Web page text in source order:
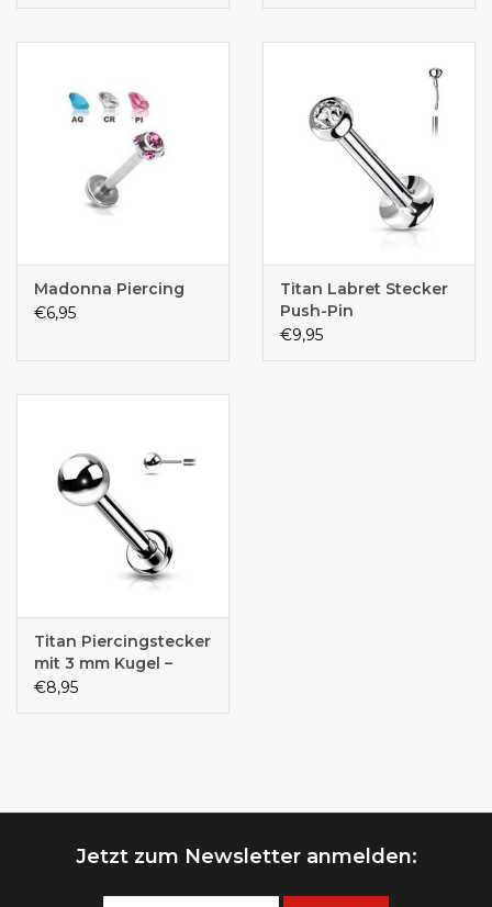
Madonna Piercing
€6,95
Titan Labret Stecker
Push-Pin
€9,95
Titan Piercingstecker
mit 3 mm Kugel –
Push-In Verschluss |
€8,95
Jetzt zum Newsletter anmelden: